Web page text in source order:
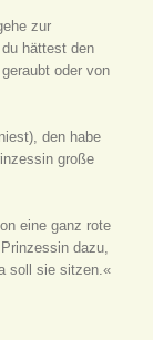
zur
hättest den
oder von
, den habe
große
eine ganz rote
dazu,
soll sie sitzen.«